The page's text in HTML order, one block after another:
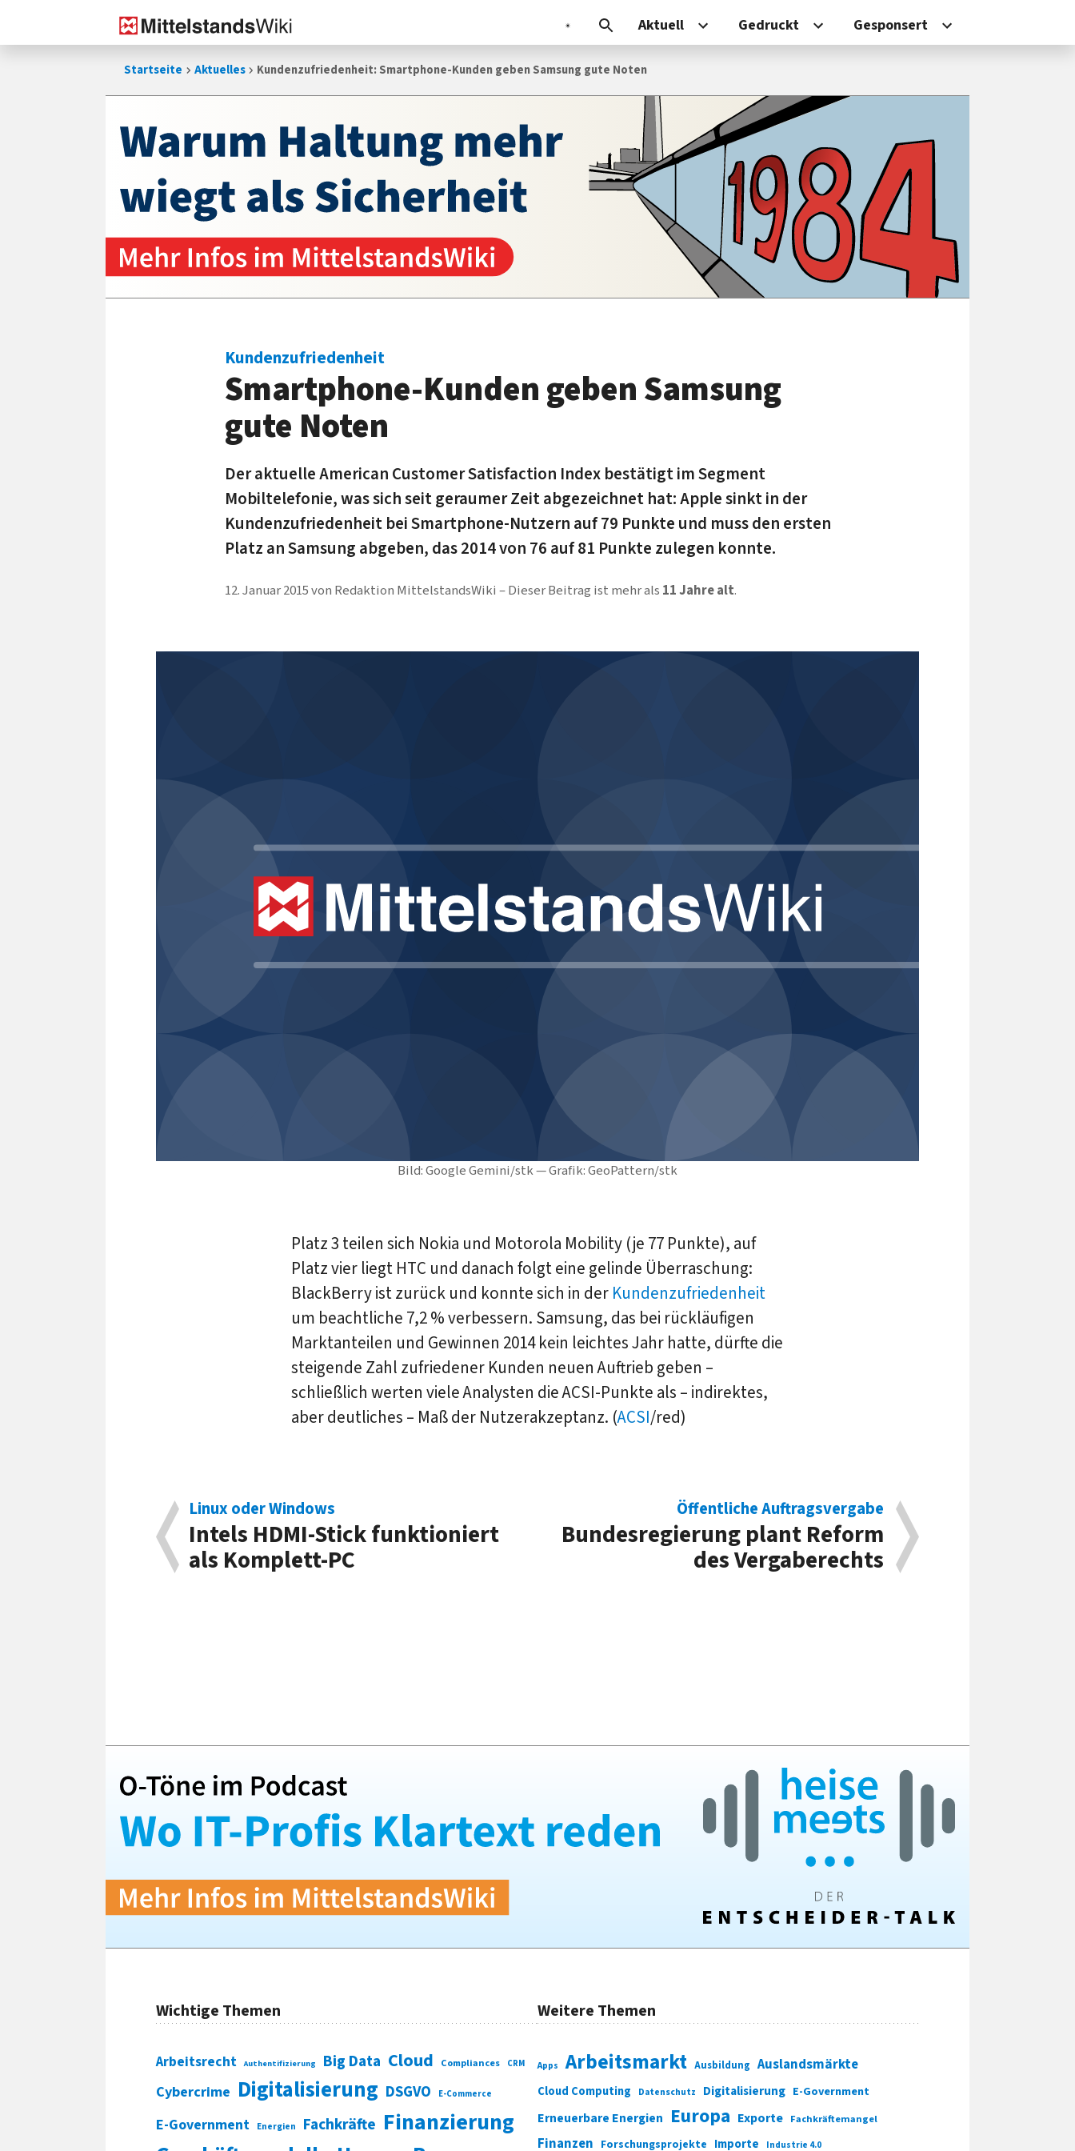
Aktuell Gedruckt Gesponsert
Startseite Aktuelles Kundenzufriedenheit: Smartphone-Kunden geben Samsung gute Noten
Bild: Google Gemini/stk — Grafik: GeoPattern/stk
Kundenzufriedenheit
Smartphone-Kunden geben Samsung
gute Noten
Der aktuelle American Customer Satisfaction Index bestätigt im Segment
Mobiltelefonie, was sich seit geraumer Zeit abgezeichnet hat: Apple sinkt in der
Kundenzufriedenheit bei Smartphone-Nutzern auf 79 Punkte und muss den ersten
Platz an Samsung abgeben, das 2014 von 76 auf 81 Punkte zulegen konnte.
12. Januar 2015von Redaktion MittelstandsWiki Dieser Beitrag ist mehr als 11 Jahre alt.
Platz 3 teilen sich Nokia und Motorola Mobility (je 77 Punkte), auf
Platz vier liegt HTC und danach folgt eine gelinde Überraschung:
BlackBerry ist zurück und konnte sich in der Kundenzufriedenheit
um beachtliche 7,2 % verbessern. Samsung, das bei rückläufigen
Marktanteilen und Gewinnen 2014 kein leichtes Jahr hatte, dürfte die
steigende Zahl zufriedener Kunden neuen Auftrieb geben –
schließlich werten viele Analysten die ACSI-Punkte als – indirektes,
aber deutliches – Maß der Nutzerakzeptanz. (ACSI/red)
Linux oder Windows
Intels HDMI-Stick funktioniert
als Komplett-PC
Öffentliche Auftragsvergabe
Bundesregierung plant Reform
des Vergaberechts
Wichtige Themen
Arbeitsrecht Authentifizierung Big Data Cloud Compliances CRM
Cybercrime Digitalisierung DSGVO E-Commerce
E-Government Energien Fachkräfte Finanzierung
Weitere Themen
Apps Arbeitsmarkt Ausbildung Auslandsmärkte
Cloud Computing Datenschutz Digitalisierung E-Government
Erneuerbare Energien Europa Exporte Fachkräftemangel
Finanzen Forschungsprojekte Importe Industrie 4.0